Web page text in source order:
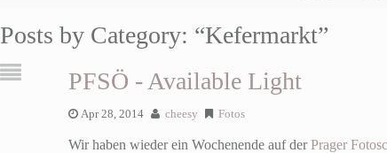
Posts by Category: “Kefermarkt”
PFSÖ - Available Light
Apr 28, 2014 cheesy Fotos
Wir haben wieder ein Wochenende auf derPrager